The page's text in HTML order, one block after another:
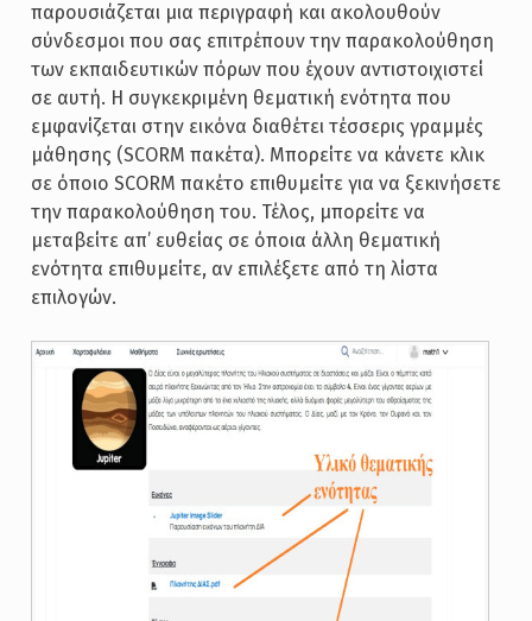
παρουσιάζεται μια περιγραφή και ακολουθούν
σύνδεσμοι που σας επιτρέπουν την παρακολούθηση
των εκπαιδευτικών πόρων που έχουν αντιστοιχιστεί
σε αυτή. Η συγκεκριμένη θεματική ενότητα που
εμφανίζεται στην εικόνα διαθέτει τέσσερις γραμμές
μάθησης (SCORM πακέτα). Μπορείτε να κάνετε κλικ
σε όποιο SCORM πακέτο επιθυμείτε για να ξεκινήσετε
την παρακολούθηση του. Τέλος, μπορείτε να
μεταβείτε απ’ ευθείας σε όποια άλλη θεματική
ενότητα επιθυμείτε, αν επιλέξετε από τη λίστα
επιλογών.